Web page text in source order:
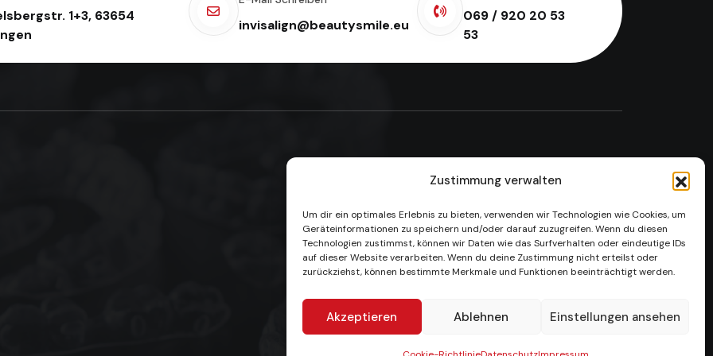
Zustimmung verwalten
Um dir ein optimales Erlebnis zu bieten, verwenden wir Technologien wie Cookies, um
Geräteinformationen zu speichern und/oder darauf zuzugreifen. Wenn du diesen
Technologien zustimmst, können wir Daten wie das Surfverhalten oder eindeutige IDs
auf dieser Website verarbeiten. Wenn du deine Zustimmung nicht erteilst oder
zurückziehst, können bestimmte Merkmale und Funktionen beeinträchtigt werden.
Akzeptieren Ablehnen Einstellungen ansehen
1+3, 63654
invisalign@beautysmile.eu
069 / 920 20 53
53